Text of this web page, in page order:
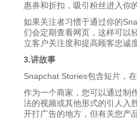
惠券和折扣，吸引粉丝进入你
如果关注者习惯于通过你的
们会定期查看网页，这样可以
立客户关注度和提高顾客忠诚度
3.讲故事
Snapchat Stories包含短片，
作为一个商家，您可以通过制
法的视频或其他形式的引人入
开打广告的地方，但有关您产